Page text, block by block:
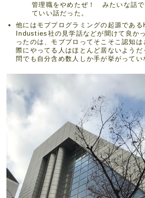
管理職をやめたぜ！ みたいな話で
ていい話だった。
他にはモブプログラミングの起源であ
Industies社の見学話などが聞けて良か
ったのは、モブプロってそこそこ認知
際にやってる人はほとんど居ないようだ
問でも自分含め数人しか手が挙がってい